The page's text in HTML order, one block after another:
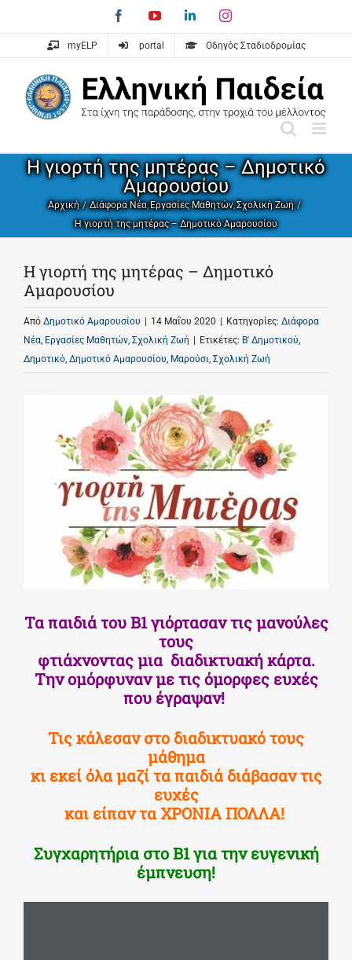
content
FacebookYouTubeLinkedInInstagram
myELP portal Οδηγός Σταδιοδρομίας
Η γιορτή της μητέρας – Δημοτικό
Αμαρουσίου
Αρχική Διάφορα Νέα Εργασίες Μαθητών Σχολική Ζωή
Η γιορτή της μητέρας – Δημοτικό Αμαρουσίου
Η γιορτή της μητέρας – Δημοτικό
Αμαρουσίου
Από Δημοτικό Αμαρουσίου 14 Μαΐου 2020 Κατηγορίες: Διάφορα
Νέα, Εργασίες Μαθητών, Σχολική Ζωή Ετικέτες: Β' Δημοτικού,
Δημοτικό, Δημοτικό Αμαρουσίου, Μαρούσι, Σχολική Ζωή
Τα παιδιά του Β1 γιόρτασαν τις μανούλες
τους
φτιάχνοντας μια διαδικτυακή κάρτα.
Την ομόρφυναν με τις όμορφες ευχές
που έγραψαν!
Τις κάλεσαν στο διαδικτυακό τους
μάθημα
κι εκεί όλα μαζί τα παιδιά διάβασαν τις
ευχές
και είπαν τα ΧΡΟΝΙΑ ΠΟΛΛΑ!
Συγχαρητήρια στο Β1 για την ευγενική
έμπνευση!